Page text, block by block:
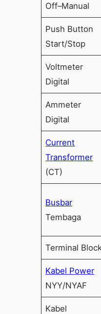
Off–Manual
Push Button
Start/Stop
Voltmeter
Digital
Ammeter
Digital
Current
Transformer
(CT)
Busbar
Tembaga
Terminal Block
Kabel Power
NYY/NYAF
Kabel